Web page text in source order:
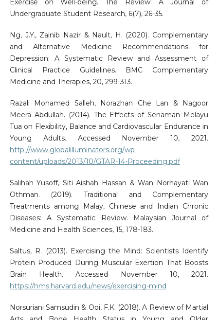
Undergraduate Student Research, 6(7), 26-35.
Ng, J.Y., Zainib Nazir & Nault, H. (2020). Complementary
and Alternative Medicine Recommendations for
Depression: A Systematic Review and Assessment of
Clinical Practice Guidelines. BMC Complementary
Medicine and Therapies, 20, 299-313.
Razali Mohamed Salleh, Norazhan Che Lan & Nagoor
Meera Abdullah. (2014). The Effects of Senaman Melayu
Tua on Flexibility, Balance and Cardiovascular Endurance in
Young Adults. Accessed November 10, 2021.
http://www.globalilluminators.org/wp-
content/uploads/2013/10/GTAR-14-Proceeding.pdf
Salihah Yusoff, Siti Aishah Hassan & Wan Norhayati Wan
Othman. (2019). Traditional and Complementary
Treatments among Malay, Chinese and Indian Chronic
Diseases: A Systematic Review. Malaysian Journal of
Medicine and Health Sciences, 15, 178-183.
Saltus, R. (2013). Exercising the Mind: Scientists Identify
Protein Produced During Muscular Exertion That Boosts
Brain Health. Accessed November 10, 2021.
https://hms.harvard.edu/news/exercising-mind
Norsuriani Samsudin & Ooi, F.K. (2018). A Review of Martial